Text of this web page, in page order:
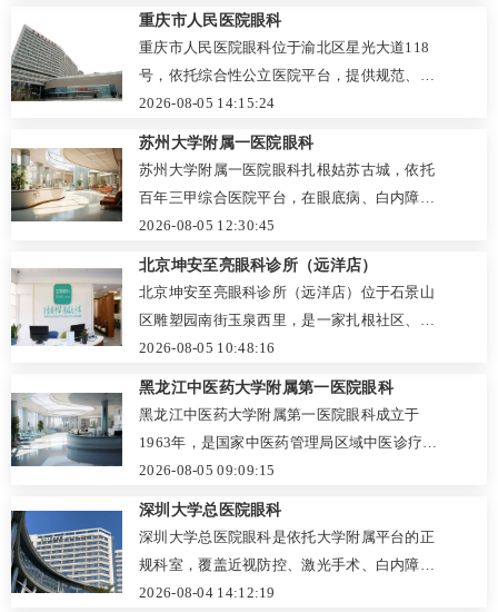
明，预约渠道多样，为市民提供了可靠的眼健
康保障。
环路阻断术治疗梅杰综合征，临床治愈率达
95%，解决了医学界百年难题，吸引全国29个
省份患者慕名而来。同时，白内障超声乳化、
例且零并发症，患者口碑极佳。医院位于郑州
市中原区伏牛路198号，可电话或官网预约挂
号。
重庆市人民医院眼科
重庆市人民医院眼科位于渝北区星光大道118
号，依托综合性公立医院平台，提供规范、系
统的眼病诊疗与视光服务。科室覆盖白内障手
术、青光眼诊治、眼底病筛查、眼表疾病及医
学验光等全年龄段项目，配备OCT、眼底照相
等现代化设备，并依托医院综合资源保障手术
物价规定公示，常见检查与手术价格明晰。支
持线上及现场挂号，就诊便捷。总体而言，这
是一家值得信赖的正规公立眼科。
2026-08-05 14:15:24
苏州大学附属一医院眼科
苏州大学附属一医院眼科扎根姑苏古城，依托
百年三甲综合医院平台，在眼底病、白内障、
青光眼等诊疗上体系成熟。科室坚持规范诊
疗，设备先进，在微创手术与精准治疗方面经
验丰富，并拥有白内障超声乳化、玻璃体腔注
药、抗青光眼手术等特色技术。医生团队亚专
良好。可通过微信、自助机、电话预约挂号。
地址位于苏州市姑苏区平海路899号，为周边居
民提供覆盖全生命周期的眼健康服务。
2026-08-05 12:30:45
北京坤安至亮眼科诊所（远洋店）
北京坤安至亮眼科诊所（远洋店）位于石景山
区雕塑园南街玉泉西里，是一家扎根社区、专
注于全生命周期眼健康管理的正规眼科医疗机
构。诊所秉持“精准检查+个性化方案”的服务理
念，配备眼轴测量、角膜地形图、干眼综合分
析仪等先进设备，提供青少年近视防控、医学
文关怀与透明沟通，严格执行消毒隔离制度，
收费公示规范。凭借便捷的就诊流程、细致的
术后跟进和良好的患者口碑，这里已成为周边
居民值得信赖的“眼科健康管家”。
2026-08-05 10:48:16
黑龙江中医药大学附属第一医院眼科
黑龙江中医药大学附属第一医院眼科成立于
1963年，是国家中医药管理局区域中医诊疗中
心及重点学科，集医疗、教学、科研于一体。
科室坚持中西医结合，擅长视神经萎缩、青光
眼、糖尿病视网膜病变等疑难眼病，拥有
OCT、眼底造影等先进设备，可开展多种显微
2026-08-05 09:09:15
深圳大学总医院眼科
深圳大学总医院眼科是依托大学附属平台的正
规科室，覆盖近视防控、激光手术、白内障、
干眼及眼底病等全年龄段诊疗。科室设备齐
2026-08-04 14:12:19